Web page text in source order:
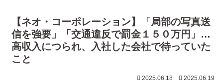
【ネオ・コーポレーション】「局部の写真送
信を強要」「交通違反で罰金１５０万円」…
高収入につられ、入社した会社で待っていた
こと
2025.06.18 2025.06.19